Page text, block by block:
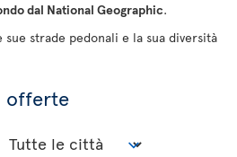
dal National Geographic.
sue strade pedonali e la sua diversità
offerte